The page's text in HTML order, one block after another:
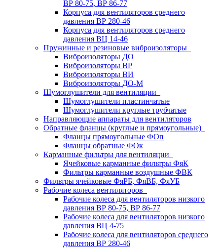
ВР 80-75, ВР 86-77
Корпуса для вентиляторов среднего
давления ВР 280-46
Корпуса для вентиляторов среднего
давления ВЦ 14-46
Пружинные и резиновые виброизоляторы
Виброизоляторы ДО
Виброизоляторы ВР
Виброизоляторы ВИ
Виброизоляторы ДО-М
Шумоглушители для вентиляции
Шумоглушители пластинчатые
Шумоглушители круглые трубчатые
Направляющие аппараты для вентиляторов
Обратные фланцы (круглые и прямоугольные)
Фланцы прямоугольные ФОп
Фланцы обратные ФОк
Карманные фильтры для вентиляции
Ячейковые карманные фильтры ФяК
Фильтры карманные воздушные ФВК
Фильтры ячейковые ФяРБ, ФяВБ, ФяУБ
Рабочие колеса вентиляторов
Рабочие колеса для вентиляторов низкого
давления ВР 80-75, ВР 86-77
Рабочие колеса для вентиляторов низкого
давления ВЦ 4-75
Рабочие колеса для вентиляторов среднего
давления ВР 280-46